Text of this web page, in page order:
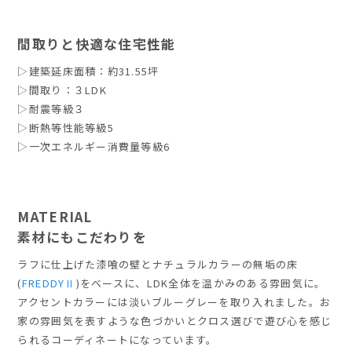
間取りと快適な住宅性能
▷建築延床面積：約31.55坪
▷間取り：３LDK
▷耐震等級３
▷断熱等性能等級5
▷一次エネルギー消費量等級6
MATERIAL
素材にもこだわりを
ラフに仕上げた漆喰の壁とナチュラルカラーの無垢の床
(FREDDYⅡ )をベースに、LDK全体を温かみのある雰囲気に。
アクセントカラーには淡いブルーグレーを取り入れました。お
家の雰囲気を表すような色づかいとクロス選びで遊び心を感じ
られるコーディネートになっています。